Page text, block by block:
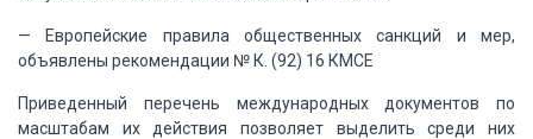
— Европейские правила общественных санкций и мер,
объявлены рекомендации № К. (92) 16 КМСЕ
Приведенный перечень международных документов по
масштабам их действия позволяет выделить среди них